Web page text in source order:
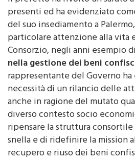
presenti ed ha evidenziato
del suo insediamento a
particolare attenzione alla vita
Consorzio, negli anni esempio di
nella gestione dei beni
rappresentante del Governo
necessità di un rilancio delle
anche in ragione del mutato
diverso contesto socio
ripensare la struttura
snella e di ridefinire la mission
recupero e riuso dei beni